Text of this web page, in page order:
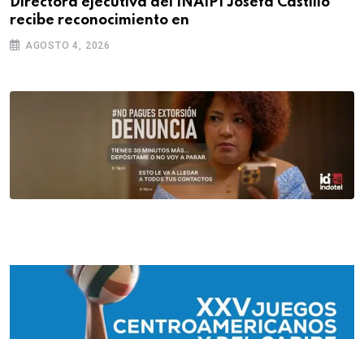
recibe reconocimiento en
AGOSTO 4, 2026